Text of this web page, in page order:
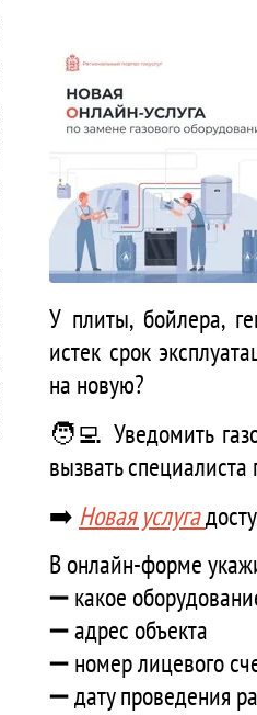
У плиты, бойлера,
истек срок
на новую?
🧑‍💻 Уведомить
вызвать
➡️ Новая услуга
В онлайн-форме
➖ какое
➖ адрес объекта
➖ номер лицевого
➖ дату проведения